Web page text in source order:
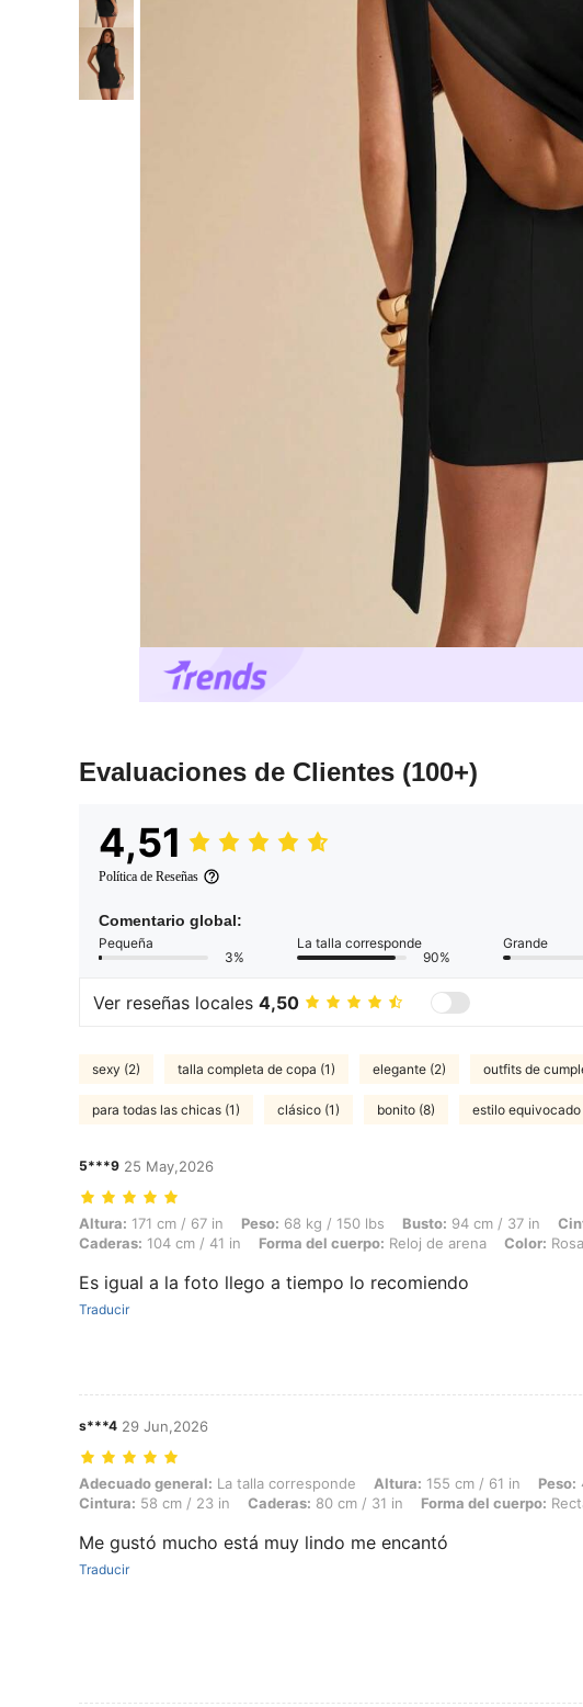
Evaluaciones de Clientes (100+)
4,51
Política de Reseñas
Comentario global:
Pequeña
3%
La talla corresponde
90%
Grande
Ver reseñas locales 4,50
sexy (2) talla completa de copa (1) elegante (2) outfits de
para todas las chicas (1) clásico (1) bonito (8) estilo equivocado
5***9 25 May,2026
Altura: 171 cm / 67 in, Peso: 68 kg / 150 lbs, Busto: 94 cm / 37 in, Cintura: 74 cm /
Altura: 171 cm / 67 in Peso: 68 kg / 150 lbs Busto: 94 cm / 37 in
Caderas: 104 cm / 41 in Forma del cuerpo: Reloj de arena Color:
Es igual a la foto llego a tiempo lo recomiendo
Traducir
s***4 29 Jun,2026
Adecuado general: La talla corresponde, Altura: 155 cm / 61 in, Peso: 43 kg / 95
Adecuado general: La talla corresponde Altura: 155 cm / 61 in Peso:
Cintura: 58 cm / 23 in Caderas: 80 cm / 31 in Forma del cuerpo:
Me gustó mucho está muy lindo me encantó
Traducir